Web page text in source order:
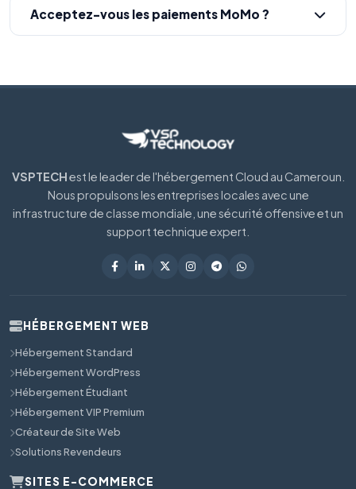
Acceptez-vous les paiements MoMo ?
VSPTECHest le leader de l'hébergement Cloud au Cameroun.
Nous propulsons les entreprises locales avec une
infrastructure de classe mondiale, une sécurité offensive et un
support technique expert.
HÉBERGEMENT WEB
Hébergement Standard
Hébergement WordPress
Hébergement Étudiant
Hébergement VIP Premium
Créateur de Site Web
Solutions Revendeurs
SITES E-COMMERCE